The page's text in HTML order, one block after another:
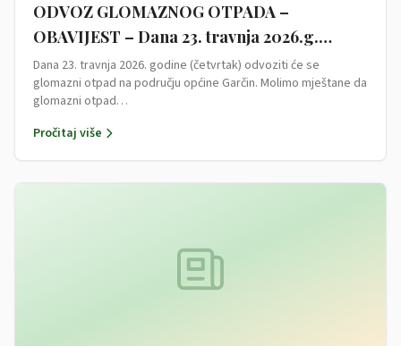
ODVOZ GLOMAZNOG OTPADA –
OBAVIJEST – Dana 23. travnja 2026.g.
(četvrtak) odvoziti će se glomazni otpad na
području općine Garčin
Dana 23. travnja 2026. godine (četvrtak) odvoziti će se
glomazni otpad na području općine Garčin. Molimo mještane da
glomazni otpad…
Pročitaj više